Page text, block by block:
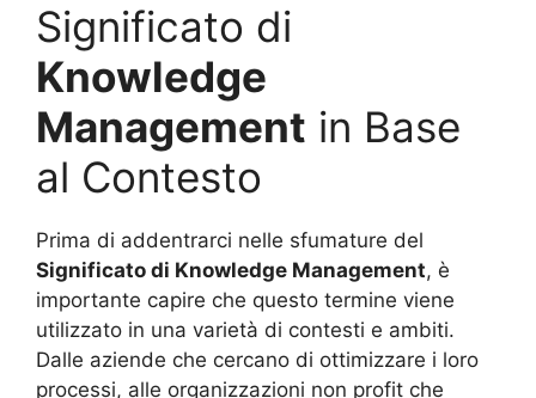
Significato di
Knowledge
Management in Base
al Contesto
Prima di addentrarci nelle sfumature del
Significato di Knowledge Management, è
importante capire che questo termine viene
utilizzato in una varietà di contesti e ambiti.
Dalle aziende che cercano di ottimizzare i loro
processi, alle organizzazioni non profit che